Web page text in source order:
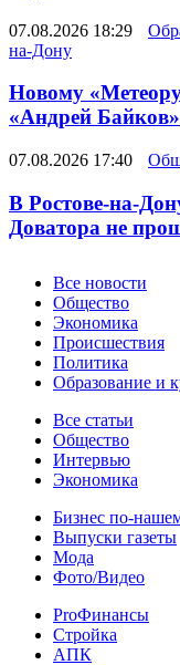
07.08.2026 18:29
на-Дону
Новому
«Андрей Байков»
07.08.2026 17:40
В Ростове-на-
Доватора не
Новости
Все новости
Общество
Экономика
Происшествия
Политика
Образование и
Статьи
Все статьи
Общество
Интервью
Экономика
Разное
Бизнес по-
Выпуски газеты
Мода
Фото/Видео
Pro
ProФинансы
Стройка
АПК